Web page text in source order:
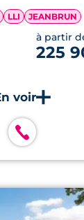
LLI JEANBRUN
à partir
225